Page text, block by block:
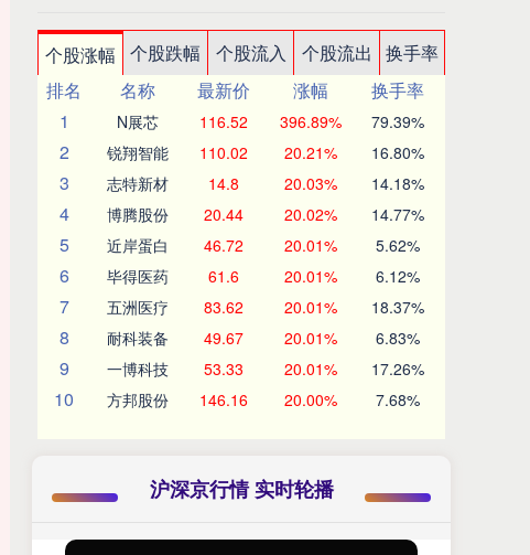
个股涨幅 个股跌幅 个股流入 个股流出
换手率
排名
名称 最新价 涨幅
换手率
1
N展芯 116.52 396.89% 79.39%
2 锐翔智能 110.02 20.21% 16.80%
3 志特新材 14.8 20.03% 14.18%
4 博腾股份 20.44 20.02% 14.77%
5 近岸蛋白 46.72 20.01% 5.62%
6 毕得医药 61.6 20.01% 6.12%
7 五洲医疗 83.62 20.01% 18.37%
8 耐科装备 49.67 20.01% 6.83%
9 一博科技 53.33 20.01% 17.26%
10 方邦股份 146.16 20.00% 7.68%
沪深京行情 实时轮播